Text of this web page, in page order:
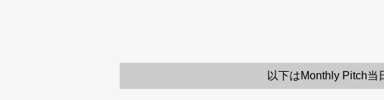
以下はMonthly Pitch当